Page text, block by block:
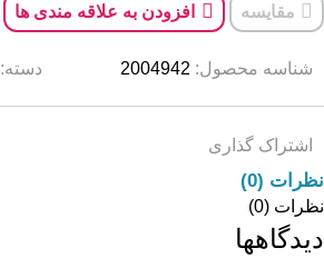
مقایسه افزودن به علاقه مندی ها
شناسه محصول: 2004942 دسته:
اشتراک گذاری
نظرات (0)
نظرات (0)
دیدگاهها